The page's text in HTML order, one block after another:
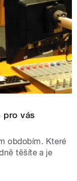
pro vás
obdobím. Které
těšíte a je